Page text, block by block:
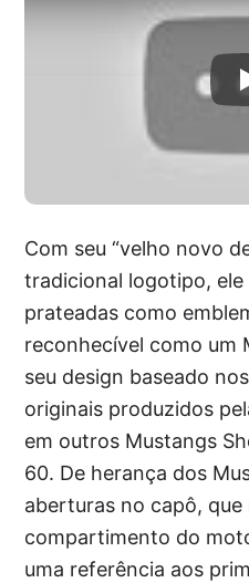
Com seu “velho novo
tradicional logotipo,
prateadas como
reconhecível como um
seu design baseado
originais produzidos
em outros Mustangs
60. De herança dos
aberturas no capô,
compartimento do
uma referência aos